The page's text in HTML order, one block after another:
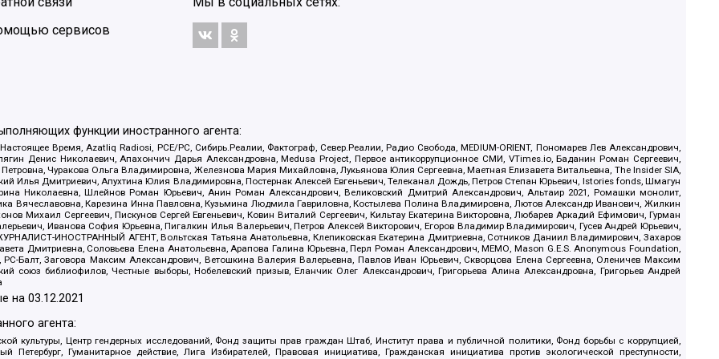
сервисов
функции иностранного агента:
Время, Azatliq Radiosi, PCE/PC, Сибирь.Реалии, Фактограф, Север.Реалии, Радио Свобода, MEDIUM-ORIENT, Пономарев Лев Александрович,
Денис Николаевич, Апахончич Дарья Александровна, Medusa Project, Первое антикоррупционное СМИ, VTimes.io, Баданин Роман Сергеевич,
Чуракова Ольга Владимировна, Железнова Мария Михайловна, Лукьянова Юлия Сергеевна, Маетная Елизавета Витальевна, The Insider SIA,
Илья Дмитриевич, Апухтина Юлия Владимировна, Постернак Алексей Евгеньевич, Телеканал Дождь, Петров Степан Юрьевич, Istories fonds, Шмагун
Николаевна, Шлейнов Роман Юрьевич, Анин Роман Александрович, Великовский Дмитрий Александрович, Альтаир 2021, Ромашки монолит,
Вячеславовна, Карезина Инна Павловна, Кузьмина Людмила Гавриловна, Костылева Полина Владимировна, Лютов Александр Иванович, Жилкин
Михаил Сергеевич, Пискунов Сергей Евгеньевич, Ковин Виталий Сергеевич, Кильтау Екатерина Викторовна, Любарев Аркадий Ефимович, Гурман
Иванова София Юрьевна, Пигалкин Илья Валерьевич, Петров Алексей Викторович, Егоров Владимир Владимирович, Гусев Андрей Юрьевич,
ИНОСТРАННЫЙ АГЕНТ, Вольтская Татьяна Анатольевна, Клепиковская Екатерина Дмитриевна, Сотников Даниил Владимирович, Захаров
Дмитриевна, Соловьева Елена Анатольевна, Арапова Галина Юрьевна, Перл Роман Александрович, МЕМО, Mason G.E.S. Anonymous Foundation,
Балт, Заговора Максим Александрович, Ветошкина Валерия Валерьевна, Павлов Иван Юрьевич, Скворцова Елена Сергеевна, Оленичев Максим
союз библиофилов, Честные выборы, Нобелевский призыв, Еланчик Олег Александрович, Григорьева Алина Александровна, Григорьев Андрей
на03.12.2021
агента:
культуры, Центр гендерных исследований, Фонд защиты прав граждан Штаб, Институт права и публичной политики, Фонд борьбы с коррупцией,
Гуманитарное действие, Лига Избирателей, Правовая инициатива, Гражданская инициатива против экологической преступности,